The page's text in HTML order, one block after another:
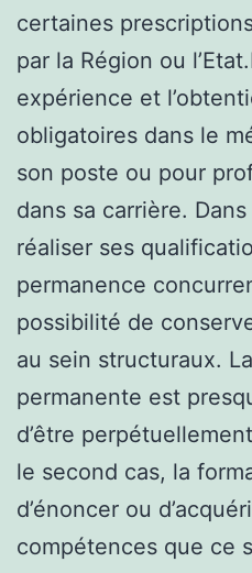
certaines
par la Région ou
expérience et
obligatoires dans le
son poste ou pour
dans sa carrière.
réaliser ses
permanence
possibilité de
au sein structuraux.
permanente est
d’être
le second cas, la
d’énoncer ou
compétences que ce